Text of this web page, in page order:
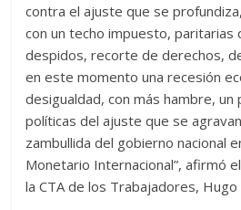
contra el ajuste que se
con un techo impuesto, paritarias
despidos, recorte de derechos,
en este momento una recesión
desigualdad, con más hambre, un
políticas del ajuste que se
zambullida del gobierno nacional
Monetario Internacional”, afirmó
la CTA de los Trabajadores, Hugo